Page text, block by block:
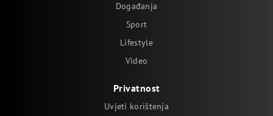
Događanja
Sport
Lifestyle
Video
Privatnost
Uvjeti korištenja